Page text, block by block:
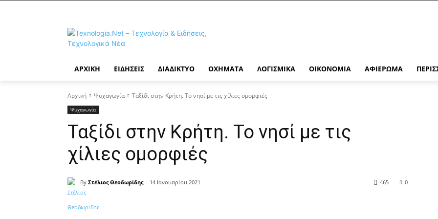
ΑΡΧΙΚΉ ΕΙΔΉΣΕΙΣ ΔΙΑΔΊΚΤΥΟ ΟΧΉΜΑΤΑ ΛΟΓΙΣΜΙΚΆ ΟΙΚΟΝΟΜΊΑ ΑΦΙΈΡΩΜΑ
Αρχική Ψυχαγωγία Ταξίδι στην Κρήτη. Το νησί με τις χίλιες ομορφιές
Ψυχαγωγία
Ταξίδι στην Κρήτη. Το νησί με τις
χίλιες ομορφιές
By Στέλιος Θεοδωρίδης 14 Ιανουαρίου 2021 0
465
Κοινοποίηση